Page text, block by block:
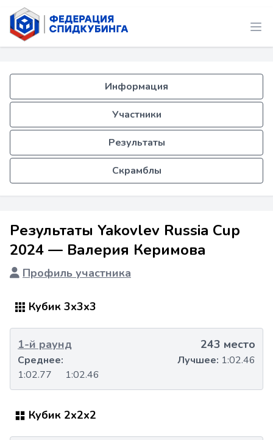
Информация
Участники
Результаты
Скрамблы
Результаты Yakovlev Russia Cup
2024 — Валерия Керимова
Профиль участника
Кубик 3x3x3
1-й раунд 243 место
1:02.77 1:02.46
Среднее: Лучшее: 1:02.46
Кубик 2x2x2